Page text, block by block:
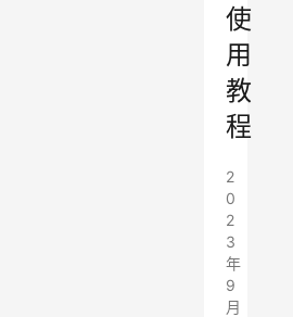
使
用
教
程
2
0
2
3
年
9
月